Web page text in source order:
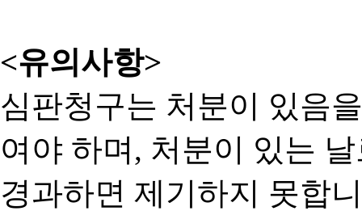
<유의사항>
심판청구는 처분이 있음
여야 하며, 처분이 있는
경과하면 제기하지 못합